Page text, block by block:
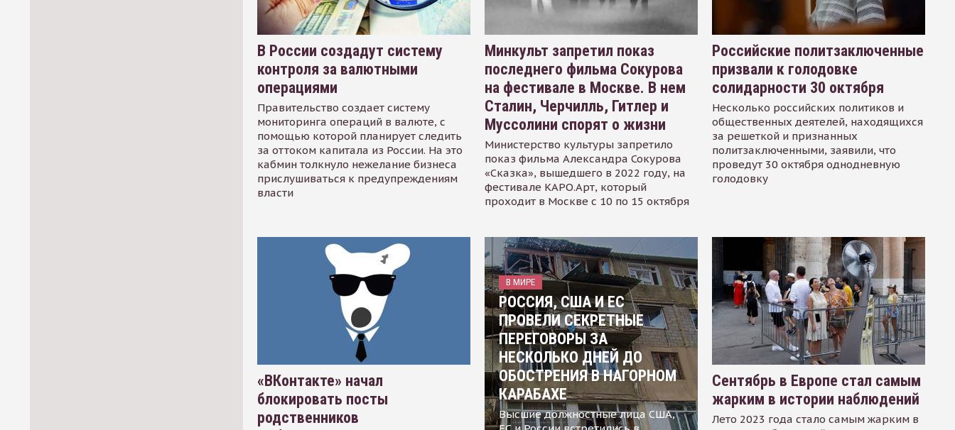
В России создадут систему
контроля за валютными
операциями
Правительство создает систему
мониторинга операций в валюте, с
помощью которой планирует следить
за оттоком капитала из России. На это
кабмин толкнуло нежелание бизнеса
прислушиваться к предупреждениям
власти
Минкульт запретил показ
последнего фильма Сокурова
на фестивале в Москве. В нем
Сталин, Черчилль, Гитлер и
Муссолини спорят о жизни
Министерство культуры запретило
показ фильма Александра Сокурова
«Сказка», вышедшего в 2022 году, на
фестивале КАРО.Арт, который
проходит в Москве с 10 по 15 октября
Российские политзаключенные
призвали к голодовке
солидарности 30 октября
Несколько российских политиков и
общественных деятелей, находящихся
за решеткой и признанных
политзаключенными, заявили, что
проведут 30 октября однодневную
голодовку
«ВКонтакте» начал
блокировать посты
родственников
В МИРЕ
РОССИЯ, США И ЕС
ПРОВЕЛИ СЕКРЕТНЫЕ
ПЕРЕГОВОРЫ ЗА
НЕСКОЛЬКО ДНЕЙ ДО
ОБОСТРЕНИЯ В НАГОРНОМ
КАРАБАХЕ
Высшие должностные лица США,
Сентябрь в Европе стал самым
жарким в истории наблюдений
Лето 2023 года стало самым жарким в